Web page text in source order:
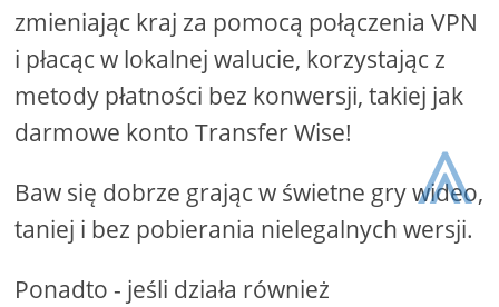
zmieniając kraj za pomocą połączenia VPN
i płacąc w lokalnej walucie, korzystając z
metody płatności bez konwersji, takiej jak
darmowe konto Transfer Wise!
Baw się dobrze grając w świetne gry wideo,
taniej i bez pobierania nielegalnych wersji.
Ponadto - jeśli działa również
⩓